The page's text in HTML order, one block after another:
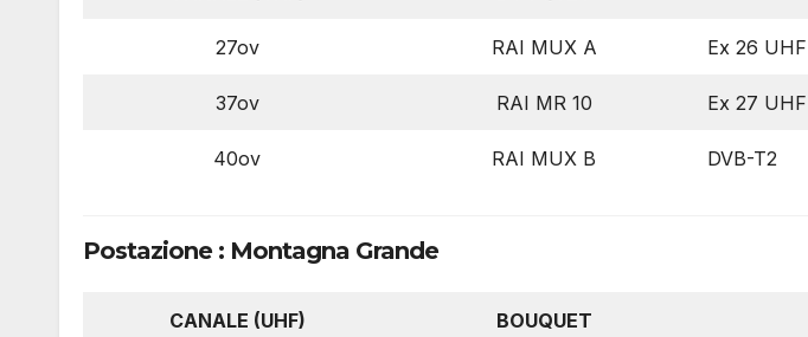
27ov RAI MUX A Ex 26 UHF
37ov RAI MR 10 Ex 27 UHF
40ov RAI MUX B DVB-T2
Postazione : Montagna Grande
CANALE (UHF) BOUQUET